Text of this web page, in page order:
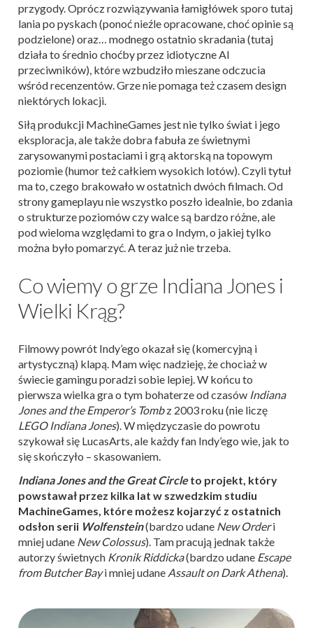
przygody. Oprócz rozwiązywania łamigłówek sporo tutaj
lania po pyskach (ponoć nieźle opracowane, choć opinie są
podzielone) oraz… modnego ostatnio skradania (tutaj
działa to średnio choćby przez idiotyczne AI
przeciwników), które wzbudziło mieszane odczucia
wśród recenzentów. Grze nie pomaga też czasem design
niektórych lokacji.
Siłą produkcji MachineGames jest nie tylko świat i jego
eksploracja, ale także dobra fabuła ze świetnymi
zarysowanymi postaciami i grą aktorską na topowym
poziomie (humor też całkiem wysokich lotów). Czyli tytuł
ma to, czego brakowało w ostatnich dwóch filmach. Od
strony gameplayu nie wszystko poszło idealnie, bo zdania
o strukturze poziomów czy walce są bardzo różne, ale
pod wieloma względami to gra o Indym, o jakiej tylko
można było pomarzyć. A teraz już nie trzeba.
Co wiemy o grze Indiana Jones i
Wielki Krąg?
Filmowy powrót Indy’ego okazał się (komercyjną i
artystyczną) klapą. Mam więc nadzieję, że chociaż w
świecie gamingu poradzi sobie lepiej. W końcu to
pierwsza wielka gra o tym bohaterze od czasów Indiana
Jones and the Emperor’s Tombz 2003 roku (nie liczę
LEGO Indiana Jones). W międzyczasie do powrotu
szykował się LucasArts, ale każdy fan Indy’ego wie, jak to
się skończyło – skasowaniem.
Indiana Jones and the Great Circleto projekt, który
powstawał przez kilka lat w szwedzkim studiu
MachineGames, które możesz kojarzyć z ostatnich
odsłon serii Wolfenstein(bardzo udane New Orderi
mniej udane New Colossus). Tam pracują jednak także
autorzy świetnych Kronik Riddicka(bardzo udane Escape
from Butcher Bayi mniej udane Assault on Dark Athena).